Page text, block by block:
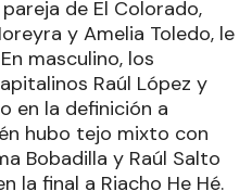
de El Colorado,
y Amelia Toledo, le
masculino, los
Raúl López y
en la definición a
hubo tejo mixto con
Bobadilla y Raúl Salto
la final a Riacho He Hé.